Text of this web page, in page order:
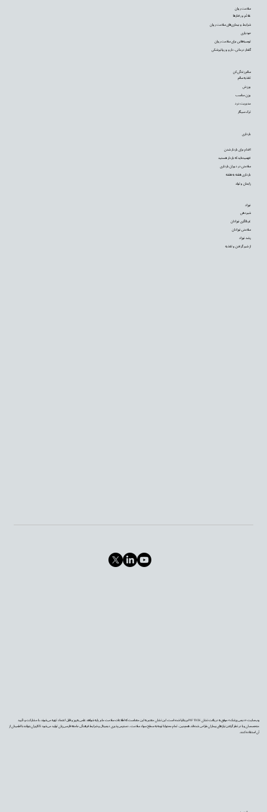
وب‌سایت «دیجی‌پزشک» موفق به دریافت نشان PIF TICK بریتانیا شده است. این نشان معتبر به این معناست که اطلاعات سلامت ما بر پایه شواهد علمی به‌روز و قابل اعتماد تهیه می‌شوند، با مشارکت و تأیید
متخصصان و با در نظر گرفتن نیازهای بیماران طراحی شده‌اند. همچنین، تمام محتوا با توجه به سطح سواد سلامت، دسترس‌پذیری دیجیتال و شرایط فرهنگی جامعه فارسی‌زبان تولید می‌شود تا کاربران بتوانند با اطمینان از
آن استفاده کنند.
نوزاد
شیردهی
غربالگری نوزادان
سلامتی نوزادان
رشد نوزاد
از شیر گرفتن و تغذیه
بارداری
اقدام برای باردار شدن
فهمیده‌اید که باردار هستید
سلامتی در دوران بارداری
بارداری هفته به هفته
زایمان و تولد
سالم زندگی کن
تغذیه سالم
ورزش
وزن مناسب
مدیریت درد
ترک سیگار
سلامت روان
علائم و رفتارها
شرایط و بیماری‌های سلامت روان
خودیاری
توصیه‌‌هایی برای سلامت روان
گفتار درمانی، دارو و روانپزشکی